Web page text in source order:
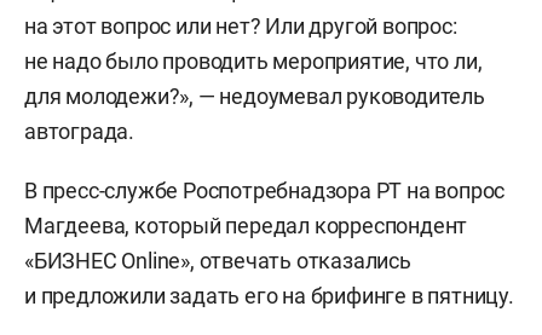
на этот вопрос или нет? Или другой вопрос:
не надо было проводить мероприятие, что ли,
для молодежи?», — недоумевал руководитель
автограда.
В пресс-службе Роспотребнадзора РТ на вопрос
Магдеева, который передал корреспондент
«БИЗНЕС Online», отвечать отказались
и предложили задать его на брифинге в пятницу.